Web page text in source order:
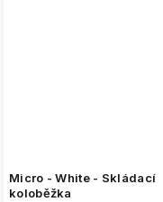
Micro - White - Skládací
koloběžka